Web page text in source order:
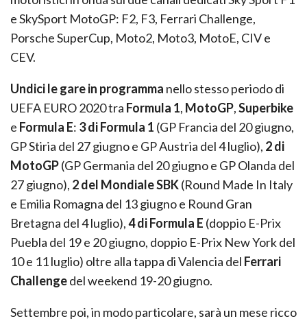
e SkySport MotoGP: F2, F3, Ferrari Challenge,
Porsche SuperCup, Moto2, Moto3, MotoE, CIV e
CEV.
Undici le gare in programma nello stesso periodo di
UEFA EURO 2020 tra Formula 1, MotoGP,Superbike
e Formula E: 3 di Formula 1 (GP Francia del 20 giugno,
GP Stiria del 27 giugno e GP Austria del 4 luglio), 2 di
MotoGP(GP Germania del 20 giugno e GP Olanda del
27 giugno), 2 del Mondiale SBK(Round Made In Italy
e Emilia Romagna del 13 giugno e Round Gran
Bretagna del 4 luglio),4 di Formula E (doppio E-Prix
Puebla del 19 e 20 giugno, doppio E-Prix New York del
10 e 11 luglio) oltre alla tappa di Valencia del Ferrari
Challengedel weekend 19-20 giugno.
Settembre poi, in modo particolare, sarà un mese ricco